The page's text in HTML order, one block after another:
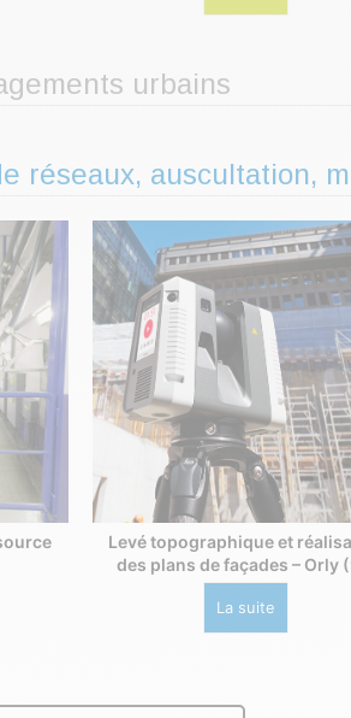
urbains
réseaux, auscultation,
Levé topographique et
des plans de façades – Orly
La suite